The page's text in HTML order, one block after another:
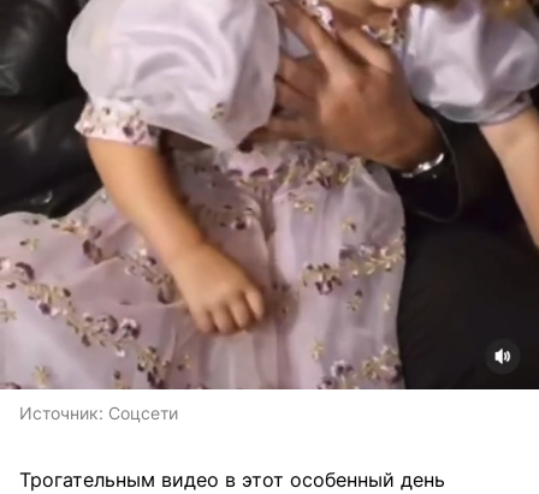
Источник: Соцсети
Трогательным видео в этот особенный день